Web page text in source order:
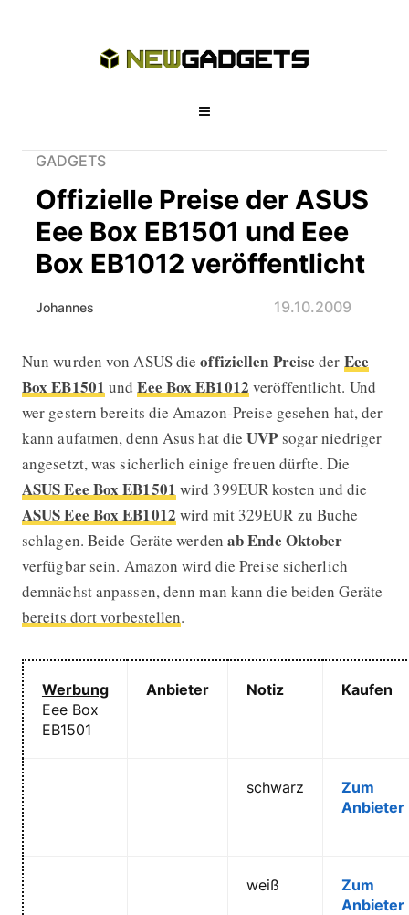
GADGETS
Offizielle Preise der ASUS
Eee Box EB1501 und Eee
Box EB1012 veröffentlicht
Johannes 19.10.2009
Offizielle Preise der ASUS Eee Box
Nun wurden von ASUS dieoffiziellen Preise der Eee
Box EB1501 undEee Box EB1012 veröffentlicht. Und
wer gestern bereits die Amazon-Preise gesehen hat, der
kann aufatmen, denn Asus hat dieUVPsogar niedriger
angesetzt, was sicherlich einige freuen dürfte. Die
ASUS Eee Box EB1501 wird 399EUR kosten und die
ASUS Eee Box EB1012 wird mit 329EUR zu Buche
schlagen. Beide Geräte werden ab Ende Oktober
verfügbar sein. Amazon wird die Preise sicherlich
demnächst anpassen, denn man kann die beiden Geräte
bereits dort vorbestellen.
Werbung
Eee Box
EB1501
Anbieter Notiz Kaufen
schwarz
Zum
Anbieter
weiß
Zum
Anbieter